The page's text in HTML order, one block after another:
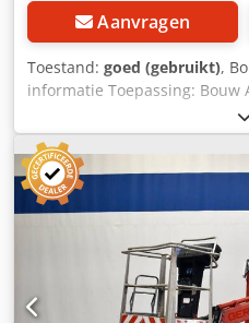
Aanvragen
Toestand: goed (gebruikt),
informatie Toepassing:
Elektrisch Gewichten
Hefvermogen: 215 kg
Acdjck Werkhoogte: 1.810 cm
Technische staat: goed
informatie
bereik: 11,10 m Max.
graden: 360
m Productieland: FI (Finland)
contact op met Christian
Fabrikant: Dino Lift Type: